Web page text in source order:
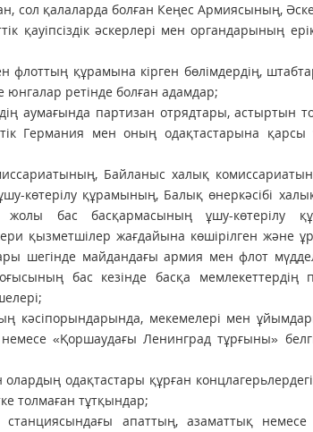
сол қала­ларда болған Кеңес Армиясының,
қауiпсiздiк әскерлерi мен органдарының
флоттың құрамына кiрген бөлiм­дердiң,
ретiнде болған адамдар;
аумағында партизан отрядтары, астыртын
Германия мен оның одақтастарына
Байланыс халық
көтерілу құрамының, Балық өнеркәсiбi
бас бас­қар­масының ұшу-көтерілу
қызметшiлер жағдайына көшiрiлген және
шегiнде майдандағы армия мен флот
бас кезiнде басқа мемлекеттердiң
кәсiпорындарында, мекемелерi мен
«Қоршаудағы Ленинград тұрғыны»
одақтастары құрған
толмаған тұтқындар;
апаттың, азаматтық немесе